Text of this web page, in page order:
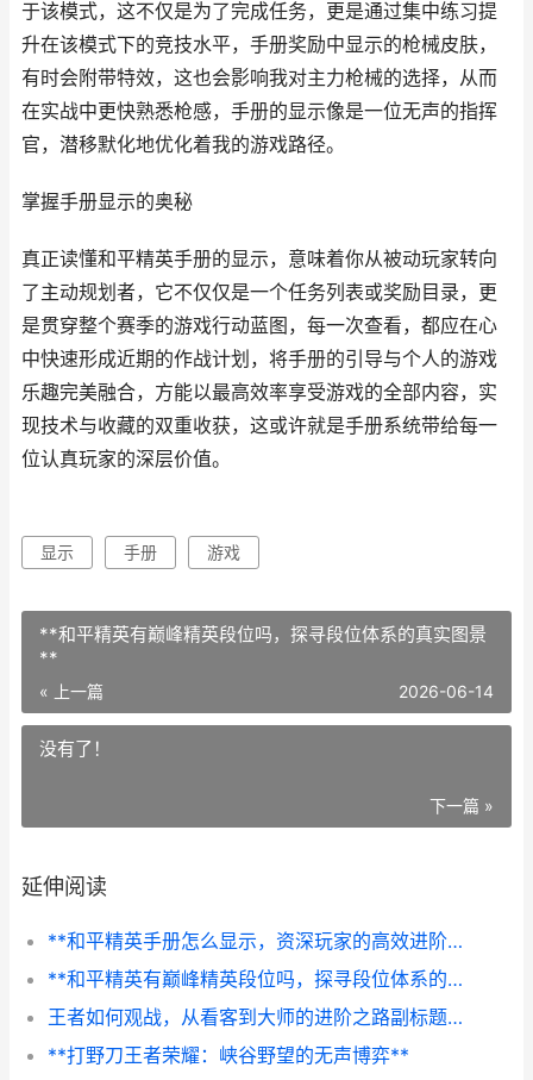
于该模式，这不仅是为了完成任务，更是通过集中练习提
升在该模式下的竞技水平，手册奖励中显示的枪械皮肤，
有时会附带特效，这也会影响我对主力枪械的选择，从而
在实战中更快熟悉枪感，手册的显示像是一位无声的指挥
官，潜移默化地优化着我的游戏路径。
掌握手册显示的奥秘
真正读懂和平精英手册的显示，意味着你从被动玩家转向
了主动规划者，它不仅仅是一个任务列表或奖励目录，更
是贯穿整个赛季的游戏行动蓝图，每一次查看，都应在心
中快速形成近期的作战计划，将手册的引导与个人的游戏
乐趣完美融合，方能以最高效率享受游戏的全部内容，实
现技术与收藏的双重收获，这或许就是手册系统带给每一
位认真玩家的深层价值。
显示 手册 游戏
**和平精英有巅峰精英段位吗，探寻段位体系的真实图景
**
« 上一篇 2026-06-14
没有了！
下一篇 »
延伸阅读
**和平精英手册怎么显示，资深玩家的高效进阶指南**
**和平精英有巅峰精英段位吗，探寻段位体系的真实图景**
王者如何观战，从看客到大师的进阶之路副标题，洞察全局的艺术
**打野刀王者荣耀：峡谷野望的无声博弈**